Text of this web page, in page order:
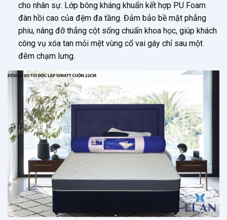
cho nhân sự. Lớp bông kháng khuẩn kết hợp PU Foam
đàn hồi cao của đệm đa tầng. Đảm bảo bề mặt phẳng
phiu, nâng đỡ thẳng cột sống chuẩn khoa học, giúp khách
công vụ xóa tan mỏi mệt vùng cổ vai gáy chỉ sau một
đêm chạm lưng.